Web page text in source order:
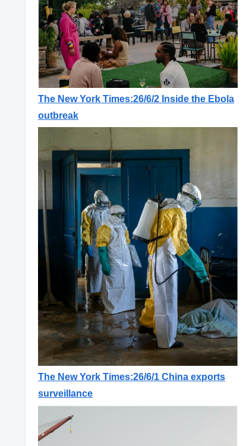
The New York Times:26/6/2 Inside the Ebola
outbreak
The New York Times:26/6/1 China exports
surveillance